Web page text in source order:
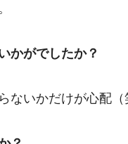
かがでしたか？
ないかだけが心配（